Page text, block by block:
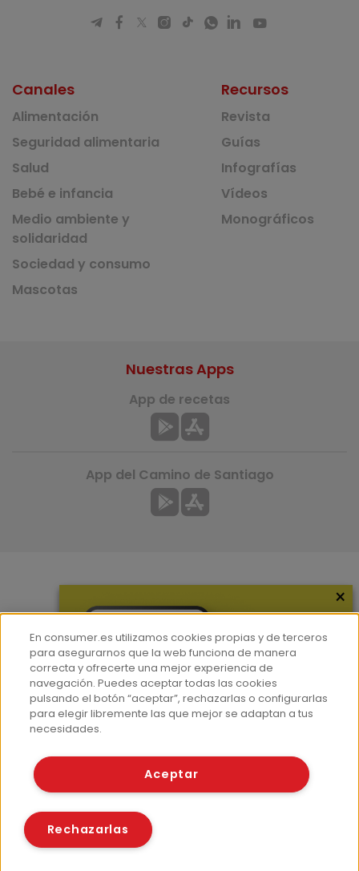
Canales
Alimentación
Seguridad alimentaria
Salud
Bebé e infancia
Medio ambiente y
solidaridad
Sociedad y consumo
Mascotas
Recursos
Revista
Guías
Infografías
Vídeos
Monográficos
Hemeroteca
Contacto
Prensa
Corpus Lingüístico Consumer
Nuestras Apps
App de recetas
App del Camino de Santiago
© Fundación EROSKI
Políticas de cookies
×
En consumer.es utilizamos cookies propias y de terceros
para asegurarnos que la web funciona de manera
correcta y ofrecerte una mejor experiencia de
navegación. Puedes aceptar todas las cookies
pulsando el botón “aceptar”, rechazarlas o configurarlas
para elegir libremente las que mejor se adaptan a tus
necesidades.
Aceptar
Rechazarlas